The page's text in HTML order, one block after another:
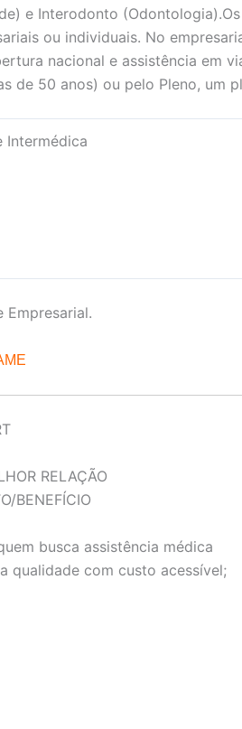
e Interodonto
ou individuais. No
nacional e assistência em
de 50 anos) ou pelo Pleno, um
Intermédica
Empresarial.
RELAÇÃO
BENEFÍCIO
busca assistência médica
qualidade com custo acessível;